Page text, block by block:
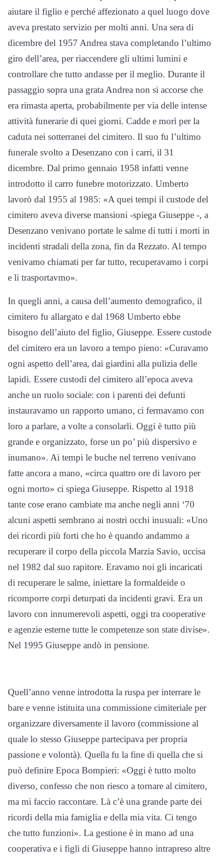
aiutare il figlio e perché affezionato a quel luogo dove
aveva prestato servizio per molti anni. Una sera di
dicembre del 1957 Andrea stava completando l’ultimo
giro dell’area, per riaccendere gli ultimi lumini e
controllare che tutto andasse per il meglio. Durante il
passaggio sopra una grata Andrea non si accorse che
era rimasta aperta, probabilmente per via delle intense
attività funerarie di quei giorni. Cadde e morì per la
caduta nei sotterranei del cimitero. Il suo fu l’ultimo
funerale svolto a Desenzano con i carri, il 31
dicembre. Dal primo gennaio 1958 infatti venne
introdotto il carro funebre motorizzato. Umberto
lavorò dal 1955 al 1985: «A quei tempi il custode del
cimitero aveva diverse mansioni -spiega Giuseppe -, a
Desenzano venivano portate le salme di tutti i morti in
incidenti stradali della zona, fin da Rezzato. Al tempo
venivamo chiamati per far tutto, recuperavamo i corpi
e li trasportavmo».
In quegli anni, a causa dell’aumento demografico, il
cimitero fu allargato e dal 1968 Umberto ebbe
bisogno dell’aiuto del figlio, Giuseppe. Essere custode
del cimitero era un lavoro a tempo pieno: «Curavamo
ogni aspetto dell’area, dai giardini alla pulizia delle
lapidi. Essere custodi del cimitero all’epoca aveva
anche un ruolo sociale: con i parenti dei defunti
instauravamo un rapporto umano, ci fermavamo con
loro a parlare, a volte a consolarli. Oggi è tutto più
grande e organizzato, forse un po’ più dispersivo e
inumano». Ai tempi le buche nel terreno venivano
fatte ancora a mano, «circa quattro ore di lavoro per
ogni morto» ci spiega Giuseppe. Rispetto al 1918
tante cose erano cambiate ma anche negli anni ‘70
alcuni aspetti sembrano ai nostri occhi inusuali: «Uno
dei ricordi più forti che ho è quando andammo a
recuperare il corpo della piccola Marzia Savio, uccisa
nel 1982 dal suo rapitore. Eravamo noi gli incaricati
di recuperare le salme, iniettare la formaldeide o
ricomporre corpi deturpati da incidenti gravi. Era un
lavoro con innumerevoli aspetti, oggi tra cooperative
e agenzie esterne tutte le competenze son state divise».
Nel 1995 Giuseppe andò in pensione.
Quell’anno venne introdotta la ruspa per interrare le
bare e venne istituita una commissione cimiteriale per
organizzare diversamente il lavoro (commissione al
quale lo stesso Giuseppe partecipava per propria
passione e volontà). Quella fu la fine di quella che si
può definire Epoca Bompieri: «Oggi è tutto molto
diverso, confesso che non riesco a tornare al cimitero,
ma mi faccio raccontare. Là c’è una grande parte dei
ricordi della mia famiglia e della mia vita. Ci tengo
che tutto funzioni». La gestione è in mano ad una
cooperativa e i figli di Giuseppe hanno intrapreso altre